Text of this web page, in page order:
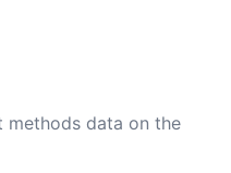
methods data on the